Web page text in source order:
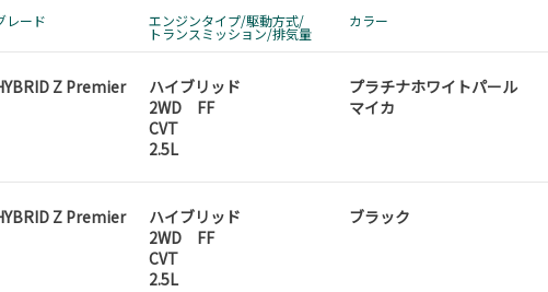
レード エンジンタイプ/駆動方式/
トランスミッション/排気量
カラー
Z Premier
ハイブリッド
2WD FF
CVT
2.5L
プラチナホワイトパール
マイカ
Z Premier
ハイブリッド
2WD FF
CVT
2.5L
ブラック